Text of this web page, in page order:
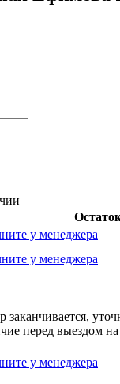
у менеджера
у менеджера
заканчивается,
перед выездом
у менеджера